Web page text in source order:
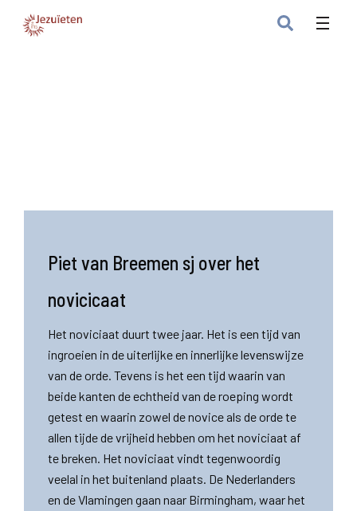
Piet van Breemen sj over het
novicicaat
Het noviciaat duurt twee jaar. Het is een tijd van
ingroeien in de uiterlijke en innerlijke levenswijze
van de orde. Tevens is het een tijd waarin van
beide kanten de echtheid van de roeping wordt
getest en waarin zowel de novice als de orde te
allen tijde de vrijheid hebben om het noviciaat af
te breken. Het noviciaat vindt tegenwoordig
veelal in het buitenland plaats. De Nederlanders
en de Vlamingen gaan naar Birmingham, waar het